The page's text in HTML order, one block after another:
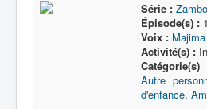
Série :
Épisode(s) :
Voix :
Activité(s) :
Autre
d'enfance,